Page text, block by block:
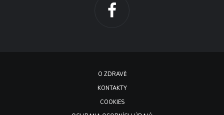
O ZDRAVĚ
KONTAKTY
COOKIES